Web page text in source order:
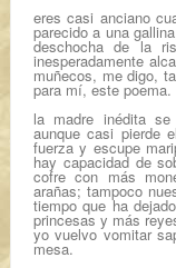
eres casi anciano
parecido a una
deschocha de la
inesperadamente
muñecos, me digo,
para mí, este poema.
la madre inédita
aunque casi pierde
fuerza y escupe
hay capacidad de
cofre con más
arañas; tampoco
tiempo que ha
princesas y más
yo vuelvo vomitar
mesa.